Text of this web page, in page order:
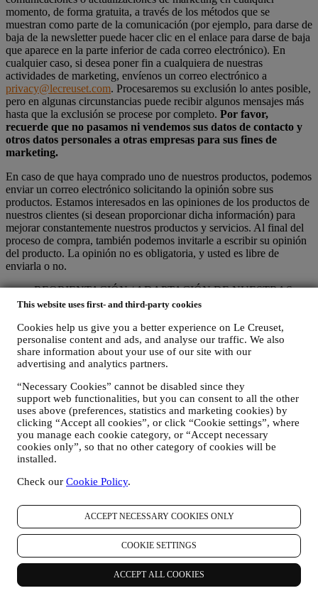
This website uses first- and third-party cookies
Cookies help us give you a better experience on Le Creuset,
personalise content and ads, and analyse our traffic. We also
share information about your use of our site with our
advertising and analytics partners.
“Necessary Cookies” cannot be disabled since they
support web functionalities, but you can consent to all the other
uses above (preferences, statistics and marketing cookies) by
clicking “Accept all cookies”, or click “Cookie settings”, where
you manage each cookie category, or “Accept necessary
cookies only”, so that no other category of cookies will be
installed.
Check our Cookie Policy.
ACCEPT NECESSARY COOKIES ONLY
COOKIE SETTINGS
ACCEPT ALL COOKIES
momento, de forma gratuita, a través de los métodos que se
muestran como parte de la comunicación (por ejemplo, para darse de
baja de la newsletter puede hacer clic en el enlace para darse de baja
que aparece en la parte inferior de cada correo electrónico). En
cualquier caso, si desea poner fin a cualquiera de nuestras
actividades de marketing, envíenos un correo electrónico a
privacy@lecreuset.com. Procesaremos su exclusión lo antes posible,
pero en algunas circunstancias puede recibir algunos mensajes más
hasta que la exclusión se procese por completo. Por favor,
recuerde que no pasamos ni vendemos sus datos de contacto y
otros datos personales a otras empresas para sus fines de
marketing.
En caso de que haya comprado uno de nuestros productos, podemos
enviar un correo electrónico solicitando la opinión sobre sus
productos. Estamos interesados en las opiniones de los productos de
nuestros clientes (si desean proporcionar dicha información) para
mejorar constantemente nuestros productos y servicios. Al final del
proceso de compra, también podemos invitarle a escribir su opinión
del producto. La opinión no es obligatoria, y usted es libre de
enviarla o no.
REORIENTACIÓN / ADAPTACIÓN DE NUESTRAS
OFERTAS Y MEJORA DE LA EXPERIENCIA DEL
nuestros servicios y ofertas a sus necesidades y preferencias
para proporcionarle una experiencia de cliente personalizada
de Le Creuset. Lo haremos analizando sus hábitos o intereses,
por ejemplo, en relación con los productos más vistos, su
nuestro sitio web visita, qué contenido de nuestras ofertas lee
usted. Lo hacemos principalmente a través de cookies y
tecnologías similares (incluidos los píxeles de seguimiento en
los correos electrónicos), también en combinación con sus
datos y preferencias recogidos una vez que se suscribe a
nuestras comunicaciones de marketing personalizadas.
publicidad en otros sitios, conceder acceso a contenidos
Sitio web o, si ha dado su consentimiento para suscribirse a
nuestras comunicaciones de marketing, para enviarle
comunicaciones/mensajes relevantes que creemos que le
pueden gustar. No será utilizada para otros efectos. El uso de
cookies está sujeto a su consentimiento. Si no desea que esta
información se utilice para enviarle anuncios, contenidos o
comunicaciones basados en intereses, puede limitar el uso de